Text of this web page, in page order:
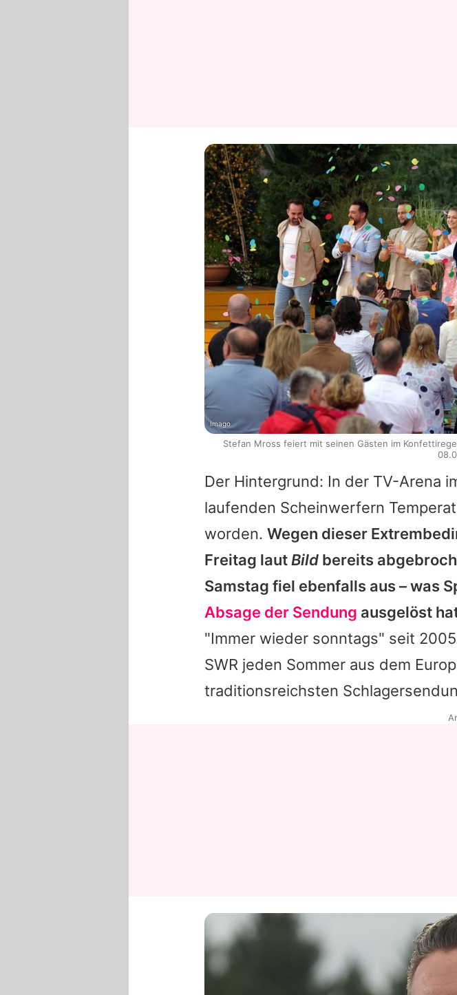
Der Hintergrund: In der TV-Arena
laufenden Scheinwerfern
worden. Wegen dieser
Freitag lautBild bereits
Samstag fiel ebenfalls aus – was
Absage der Sendung ausgelöst
"Immer wieder sonntags" seit
SWR jeden Sommer aus dem
traditionsreichsten
Imago
Stefan Mross feiert mit seinen Gästen im